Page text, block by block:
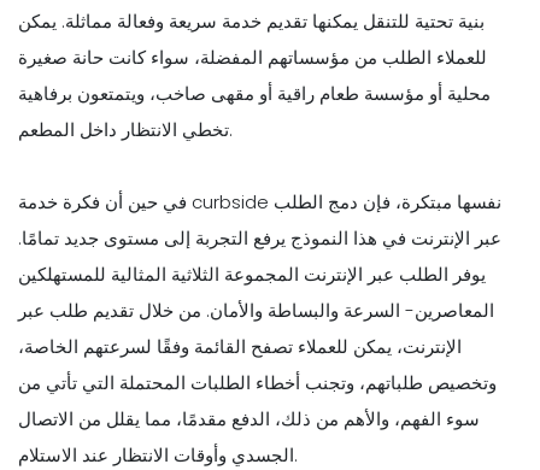
بنية تحتية للتنقل يمكنها تقديم خدمة سريعة وفعالة مماثلة. يمكن
للعملاء الطلب من مؤسساتهم المفضلة، سواء كانت حانة صغيرة
محلية أو مؤسسة طعام راقية أو مقهى صاخب، ويتمتعون برفاهية
تخطي الانتظار داخل المطعم.
في حين أن فكرة خدمة curbside نفسها مبتكرة، فإن دمج الطلب
عبر الإنترنت في هذا النموذج يرفع التجربة إلى مستوى جديد تمامًا.
يوفر الطلب عبر الإنترنت المجموعة الثلاثية المثالية للمستهلكين
المعاصرين- السرعة والبساطة والأمان. من خلال تقديم طلب عبر
الإنترنت، يمكن للعملاء تصفح القائمة وفقًا لسرعتهم الخاصة،
وتخصيص طلباتهم، وتجنب أخطاء الطلبات المحتملة التي تأتي من
سوء الفهم، والأهم من ذلك، الدفع مقدمًا، مما يقلل من الاتصال
الجسدي وأوقات الانتظار عند الاستلام.